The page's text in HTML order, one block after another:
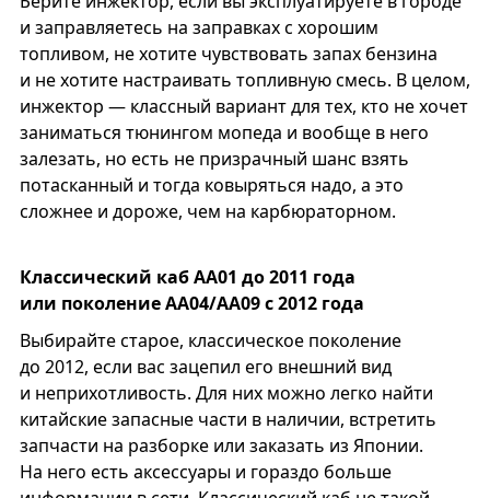
и заправляетесь на заправках с хорошим
топливом, не хотите чувствовать запах бензина
и не хотите настраивать топливную смесь. В целом,
инжектор — классный вариант для тех, кто не хочет
заниматься тюнингом мопеда и вообще в него
залезать, но есть не призрачный шанс взять
потасканный и тогда ковыряться надо, а это
сложнее и дороже, чем на карбюраторном.
Классический каб АА01 до 2011 года
или поколение АА04/AA09 с 2012 года
Выбирайте старое, классическое поколение
до 2012, если вас зацепил его внешний вид
и неприхотливость. Для них можно легко найти
китайские запасные части в наличии, встретить
запчасти на разборке или заказать из Японии.
На него есть аксессуары и гораздо больше